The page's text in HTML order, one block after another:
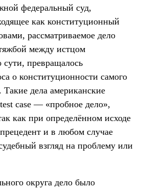
федеральный суд,
как конституционный
рассматриваемое дело
между истцом
превращалось
о конституционности самого
Такие дела американские
case — «пробное дело»,
как при определённом исходе
и в любом случае
взгляд на проблему или
округа дело было